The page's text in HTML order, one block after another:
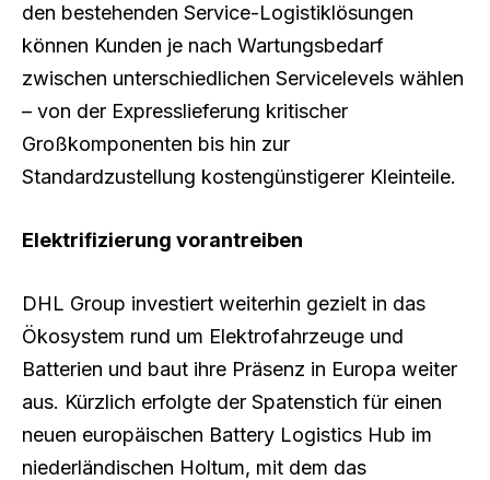
den bestehenden Service-Logistiklösungen
können Kunden je nach Wartungsbedarf
zwischen unterschiedlichen Servicelevels wählen
– von der Expresslieferung kritischer
Großkomponenten bis hin zur
Standardzustellung kostengünstigerer Kleinteile.
Elektrifizierung vorantreiben
DHL Group investiert weiterhin gezielt in das
Ökosystem rund um Elektrofahrzeuge und
Batterien und baut ihre Präsenz in Europa weiter
aus. Kürzlich erfolgte der Spatenstich für einen
neuen europäischen Battery Logistics Hub im
niederländischen Holtum, mit dem das